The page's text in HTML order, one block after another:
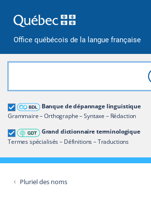
Office québécois de la langue française
Rechercher
Banque de dépannage linguistique
Grammaire – Orthographe – Syntaxe – Rédaction
Grand dictionnaire terminologique
Termes spécialisés – Définitions – Traductions
Grand dictionnaire terminologique
Restreindre aux termes
Pluriel des noms